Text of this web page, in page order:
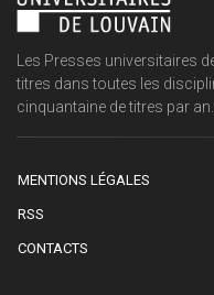
Les Presses universitaires
titres dans toutes les
cinquantaine de titres par an.
MENTIONS LÉGALES
RSS
CONTACTS